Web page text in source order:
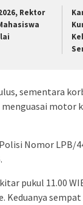
Rektor
sementara
motor
Nomor LPB/
pukul 11.00